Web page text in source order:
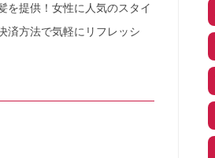
を提供！女性に人気のスタイ
済方法で気軽にリフレッシ